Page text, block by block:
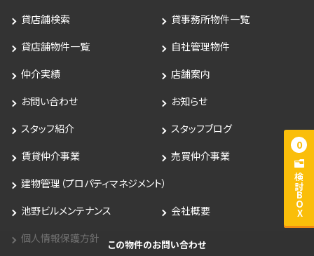
この物件のお問い合わせ
貸店舗検索
貸事務所物件一覧
貸店舗物件一覧
自社管理物件
仲介実績
店舗案内
お問い合わせ
お知らせ
スタッフ紹介
スタッフブログ
賃貸仲介事業
売買仲介事業
建物管理（プロパティマネジメント）
池野ビルメンテナンス
会社概要
個人情報保護方針
0
検討BOX